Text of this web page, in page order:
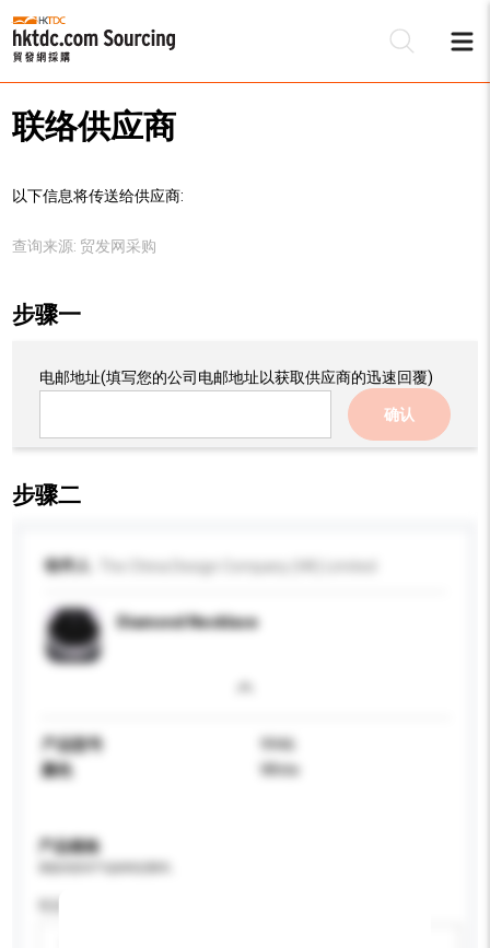
联络供应商
以下信息将传送给供应商:
查询来源: 贸发网采购
步骤一
电邮地址(填写您的公司电邮地址以获取供应商的迅速回覆)
确认
步骤二
收件人
Diamond Necklace
产品型号
9946
颜色
White
产品规格